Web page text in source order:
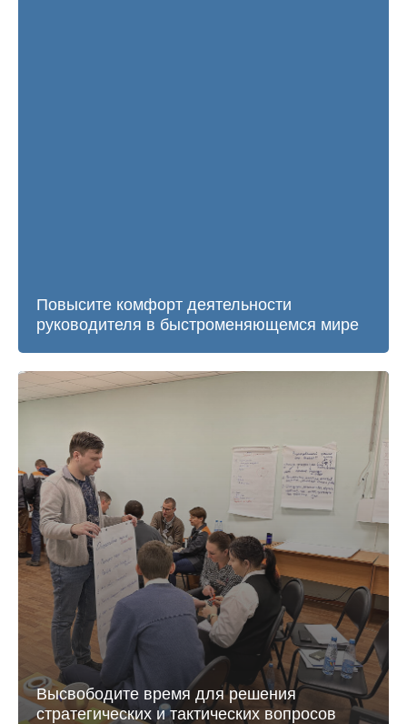
Повысите комфорт деятельности
руководителя в быстроменяющемся мире
Высвободите время для решения
стратегических и тактических вопросов